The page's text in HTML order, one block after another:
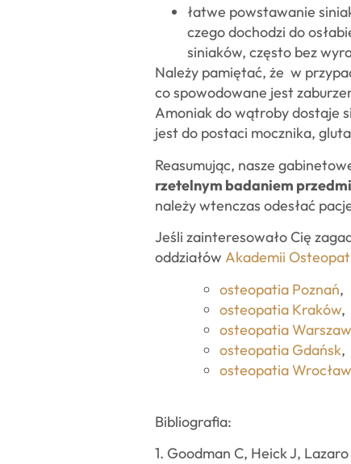
łatwe powstawanie
czego dochodzi do
siniaków, często bez
Należy pamiętać, że w
co spowodowane jest
Amoniak do wątroby dostaje
jest do postaci mocznika,
Reasumując, nasze
rzetelnym badaniem
należy wtenczas odesłać
Jeśli zainteresowało Cię
oddziałów Akademii
osteopatia Poznań,
osteopatia Kraków,
osteopatia
osteopatia Gdańsk,
osteopatia Wrocław
Bibliografia:
1. Goodman C, Heick J, Lazaro